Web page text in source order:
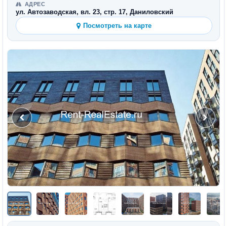
АДРЕС
ул. Автозаводская, вл. 23, стр. 17, Даниловский
Посмотреть на карте